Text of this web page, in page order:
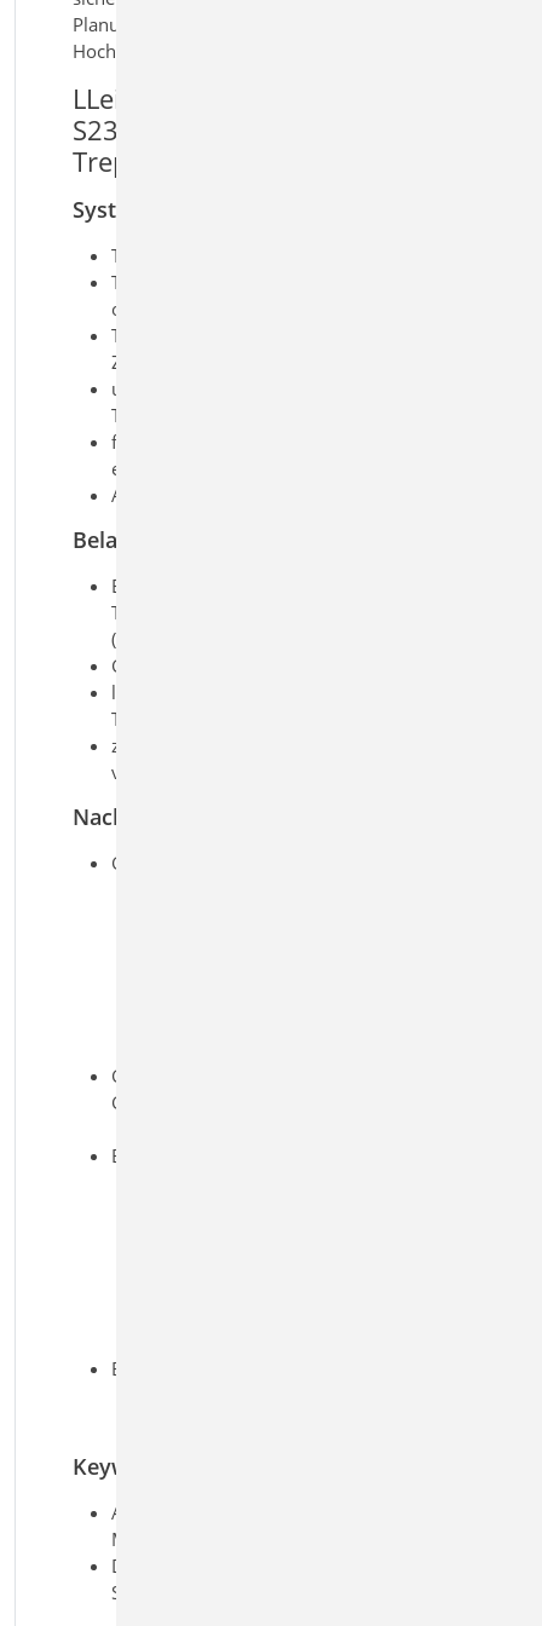
Planung von Treppenkonstruktionen im
Hochbau.
LLeistungsmerkmale
S230.de Stahlbeton-
Treppenlauf
System
Treppenlauf ohne Podest
Treppenlauf mit unterem und/oder
oberem Podest
Treppenlauf mit zusätzlichem
Zwischenpodest
unterschiedliche Plattendicken für
Treppenlauf und Podest
frei drehbare oder elastisch
eingespannte Endauflager
Anschluss mit Schöck Tronsole®
Belastung
Ermittlung des Eigengewichts von
Treppenlauf und -stufen
(automatisch)
Gleichlasten aus Putz und Belag
lotrechte Nutzlasten auf den
Treppenläufen und auf den Podesten
zusätzliche ständige bzw.
veränderliche Blocklasten
Nachweise
Grenzzustand der Tragfähigkeit, EC 2
Grenzzustand der
Gebrauchstauglichkeit, EC 2
Bewehrungswahl
Brandfall
Keywords
Aufgaben: Beton-/Stahlbetonbau;
Massivbau; Tragwerksplanung
Detailaufgaben: Berechnungsmodell
SE; Treppe